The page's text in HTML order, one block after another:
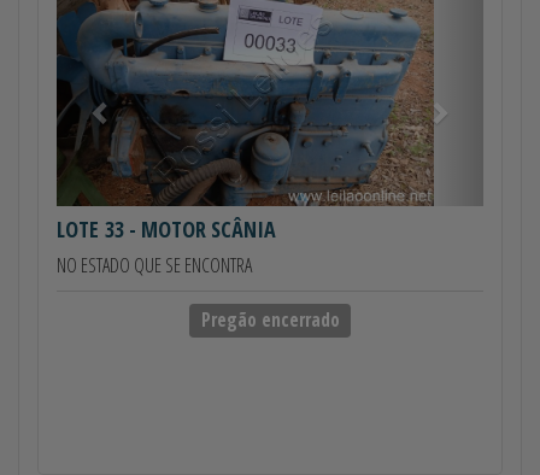
Anterior
LOTE 33 - MOTOR SCÂNIA
NO ESTADO QUE SE ENCONTRA
Pregão encerrado